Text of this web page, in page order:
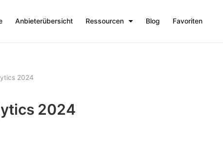
Anbieterübersicht Ressourcen Blog Favoriten
2024
2024